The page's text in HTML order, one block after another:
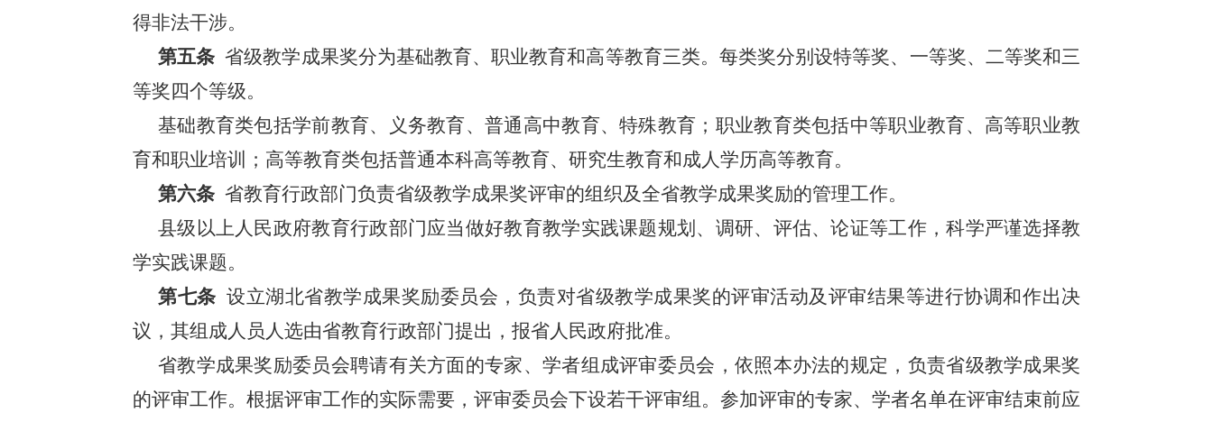
得非法干涉。
第五条 省级教学成果奖分为基础教育、职业教育和高等教育三类。每类奖分别设特等奖、一等奖、二等奖和三
等奖四个等级。
基础教育类包括学前教育、义务教育、普通高中教育、特殊教育；职业教育类包括中等职业教育、高等职业教
育和职业培训；高等教育类包括普通本科高等教育、研究生教育和成人学历高等教育。
第六条 省教育行政部门负责省级教学成果奖评审的组织及全省教学成果奖励的管理工作。
县级以上人民政府教育行政部门应当做好教育教学实践课题规划、调研、评估、论证等工作，科学严谨选择教
学实践课题。
第七条 设立湖北省教学成果奖励委员会，负责对省级教学成果奖的评审活动及评审结果等进行协调和作出决
议，其组成人员人选由省教育行政部门提出，报省人民政府批准。
省教学成果奖励委员会聘请有关方面的专家、学者组成评审委员会，依照本办法的规定，负责省级教学成果奖
的评审工作。根据评审工作的实际需要，评审委员会下设若干评审组。参加评审的专家、学者名单在评审结束前应